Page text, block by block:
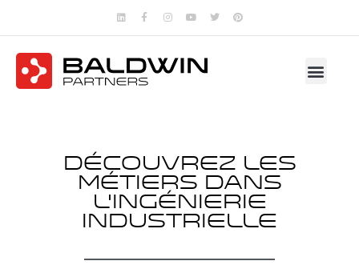
Découvrez les
métiers dans
l'ingénierie
industrielle